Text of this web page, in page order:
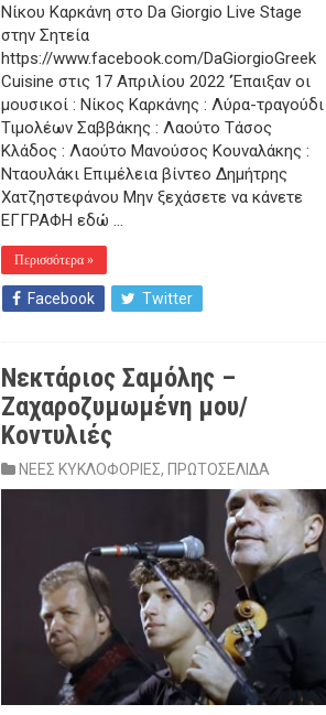
Νίκου Καρκάνη στο Da Giorgio Live Stage
στην Σητεία
https://www.facebook.com/DaGiorgioGreek
Cuisine στις 17 Απριλίου 2022 ‘Έπαιξαν οι
μουσικοί : Νίκος Καρκάνης : Λύρα-τραγούδι
Τιμολέων Σαββάκης : Λαούτο Τάσος
Κλάδος : Λαούτο Μανούσος Κουναλάκης :
Νταουλάκι Επιμέλεια βίντεο Δημήτρης
Χατζηστεφάνου Μην ξεχάσετε να κάνετε
ΕΓΓΡΑΦΗ εδώ …
Περισσότερα »
Facebook Twitter
Νεκτάριος Σαμόλης –
Ζαχαροζυμωμένη μου/
Κοντυλιές
ΝΕΕΣ ΚΥΚΛΟΦΟΡΙΕΣ, ΠΡΩΤΟΣΕΛΙΔΑ